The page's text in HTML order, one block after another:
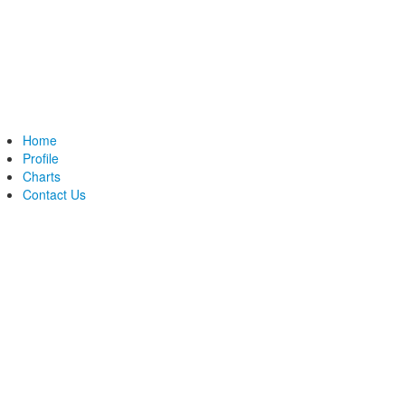
Home
Profile
Charts
Contact Us